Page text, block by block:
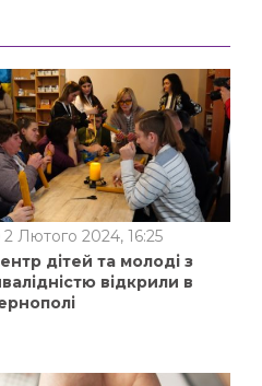
2 Лютого 2024, 16:25
дітей та молоді з
відкрили в